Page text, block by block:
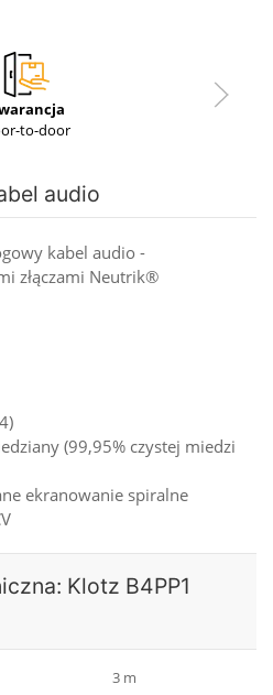
to-door
audio
kabel audio -
złączami Neutrik®
(99,95% czystej miedzi
ekranowanie spiralne
Klotz B4PP1
3 m